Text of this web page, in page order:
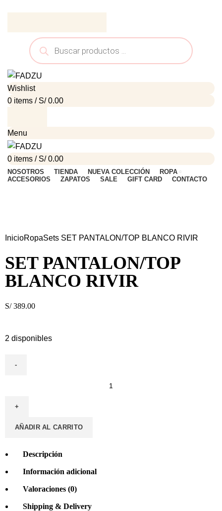
Wishlist
0 items / S/0.00
Menu
0 items / S/0.00
NOSOTROS TIENDA NUEVA COLECCIÓN
ROPA
ACCESORIOS
ZAPATOS SALE GIFT CARD CONTACTO
InicioRopaSets SET PANTALON/TOP BLANCO RIVIR
SET PANTALON/TOP
BLANCO RIVIR
S/389.00
2 disponibles
AÑADIR AL CARRITO
Descripción
Información adicional
Valoraciones (0)
Shipping & Delivery